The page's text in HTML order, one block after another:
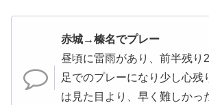
赤城→榛名でプレー
昼頃に雷雨があり、前半残り
足でのプレーになり少し心
は見た目より、早く難しかっ